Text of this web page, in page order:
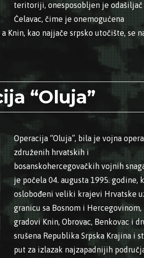
teritoriji, onesposobljen je odašiljač
Ćelavac, čime je onemogućena
Knin, kao najjače srpsko utočište, se
slobodni dio Unsko-sanskog kantona”
“Oluja”
Operacija “Oluja”, bila je vojna
združenih hrvatskih i
bosanskohercegovačkih vojnih
je počela 04. augusta 1995. godine,
oslobođeni veliki krajevi Hrvatske
granicu sa Bosnom i Hercegovinom,
gradovi Knin, Obrovac, Benkovac i
srušena Republika Srpska Krajina i
put za izlazak najzapadnijih